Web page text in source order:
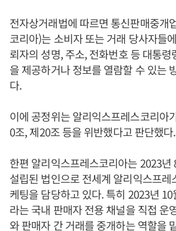
전자상거래법에 따르면 통신판매중개
코리아)는 소비자 또는 거래 당사자들
뢰자의 성명, 주소, 전화번호 등 대통
을 제공하거나 정보를 열람할 수 있는
다.
이에 공정위는 알리익스프레스코리아
0조, 제20조 등을 위반했다고 판단했다.
한편 알리익스프레스코리아는 2023년
설립된 법인으로 전세계 알리익스프레
케팅을 담당하고 있다. 특히 2023년
라는 국내 판매자 전용 채널을 직접 운
와 판매자 간 거래를 중개하는 역할을